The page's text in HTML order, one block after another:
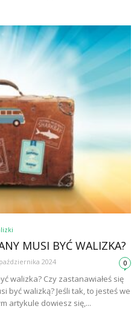
MUSI BYĆ WALIZKA?
2024 0
walizka? Czy zastanawiałeś się
być walizką? Jeśli tak, to jesteś we
artykule dowiesz się,...